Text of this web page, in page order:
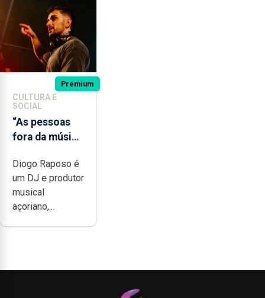
Premium
CULTURA E
SOCIAL
“As pessoas
fora da música
noção do quão
difícil é
produzir uma
música”
Diogo Raposo é
um DJ e produtor
musical
açoriano,...